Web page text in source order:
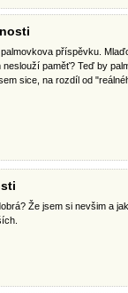
příspěvku.
paměť? Teď by
sice, na rozdíl od
Že jsem si nevšim a